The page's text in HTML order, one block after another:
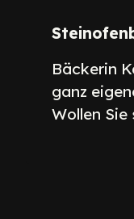
Bäckerin
ganz
Wollen Sie